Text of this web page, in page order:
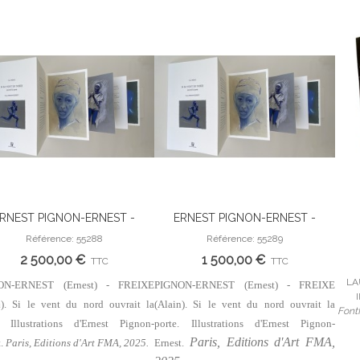
PIGNON-ERNEST -
(Alain). Si le vent du nord
ouvrait la porte. Illustrations
d'Ernest Pignon-Ernest.
Référence: 55288
2 500,00 € TTC
ERNEST (Ernest) - FREIXE
Si le vent du nord ouvrait la
Illustrations d'Ernest Pignon-
Paris, Editions d'Art FMA, 2025.
ERNEST PIGNON-ERNEST -
FREIXE (Alain). Si le vent du nord
ouvrait la porte. Illustrations
d'Ernest Pignon-Ernest.
Référence: 55289
1 500,00 € TTC
PIGNON-ERNEST (Ernest) - FREIXE
(Alain). Si le vent du nord ouvrait la
porte. Illustrations d'Ernest Pignon-
Ernest. Paris, Editions d'Art FMA,